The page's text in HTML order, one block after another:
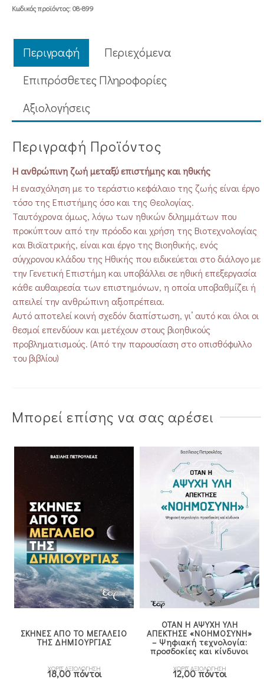
ΚΑΙ
Κωδικός προϊόντος:08-899
Περιγραφή
Περιεχόμενα
Επιπρόσθετες Πληροφορίες
Aξιολογήσεις
Περιγραφή Προϊόντος
Η ανθρώπινη ζωή μεταξύ επιστήμης και ηθικής
Η ενασχόληση με το τεράστιο κεφάλαιο της ζωής είναι έργο
τόσο της Επιστήμης όσο και της Θεολογίας.
Ταυτόχρονα όμως, λόγω των ηθικών διλημμάτων που
προκύπτουν από την πρόοδο και χρήση της Βιοτεχνολογίας
και Βιοϊατρικής, είναι και έργο της Βιοηθικής, ενός
σύγχρονου κλάδου της Ηθικής που ειδικεύεται στο διάλογο με
την Γενετική Επιστήμη και υποβάλλει σε ηθική επεξεργασία
κάθε αυθαιρεσία των επιστημόνων, η οποία υποβαθμίζει ή
απειλεί την ανθρώπινη αξιοπρέπεια.
Αυτό αποτελεί κοινή σχεδόν διαπίστωση, γι’ αυτό και όλοι οι
θεσμοί επενδύουν και μετέχουν στους βιοηθικούς
προβληματισμούς. (Από την παρουσίαση στο οπισθόφυλλο
του βιβλίου)
Μπορεί επίσης να σας αρέσει
ΣΚΗΝΕΣ ΑΠΟ ΤΟ ΜΕΓΑΛΕΙΟ
ΤΗΣ ΔΗΜΙΟΥΡΓΙΑΣ
ΧΩΡΙΣ ΑΞΙΟΛΟΓΗΣΗ
18,00 πόντοι
ΟΤΑΝ Η ΑΨΥΧΗ ΥΛΗ
ΑΠΕΚΤΗΣΕ «ΝΟΗΜΟΣΥΝΗ»
– Ψηφιακή τεχνολογία:
προσδοκίες και κίνδυνοι
ΧΩΡΙΣ ΑΞΙΟΛΟΓΗΣΗ
12,00 πόντοι